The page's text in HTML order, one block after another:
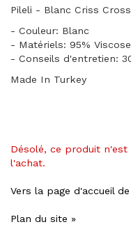
Pileli - Blanc Criss
- Couleur: Blanc
- Matériels: 95%
- Conseils d'entretien:
Made In Turkey
Désolé, ce produit
l'achat.
Vers la page d'accueil
Plan du site »